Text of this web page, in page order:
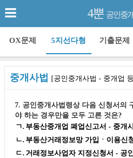
4뿐 공인중
OX문제 5지선다형 기출문제
중개사법 [공인중개사법 - 중개업
7. 공인중개사법령상 다음 신청서의
야 하는 경우만을 모두 고른 것은?
ㄱ. 부동산중개업 폐업신고서 - 중개
ㄴ. 부동산거래정보망 가입ㆍ이용신
ㄷ. 거래정보사업자 지정신청서 - 공